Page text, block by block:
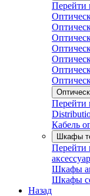
Перейти
Перейти
Кабель
Шкафы
Перейти
Шкафы
Шкафы
Назад